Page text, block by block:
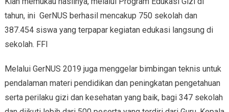
tahun, ini GerNUS berhasil mencakup 750 sekolah dan
387.454 siswa yang terpapar kegiatan edukasi langsung di
sekolah. FFI
Melalui GerNUS 2019 juga menggelar bimbingan teknis untuk
pendalaman materi pendidikan dan peningkatan pengetahuan
serta perilaku gizi dan kesehatan yang baik, bagi 347 sekolah